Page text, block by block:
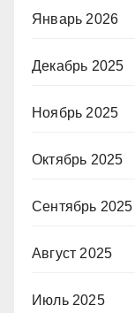
Январь 2026
Декабрь 2025
Ноябрь 2025
Октябрь 2025
Сентябрь 2025
Август 2025
Июль 2025